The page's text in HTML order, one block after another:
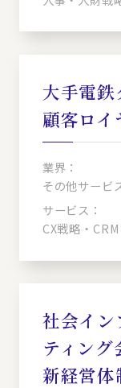
大手電鉄
顧客ロイ
業界：
その他サービ
サービス：
CX戦略・
社会イ
ティング
新経営